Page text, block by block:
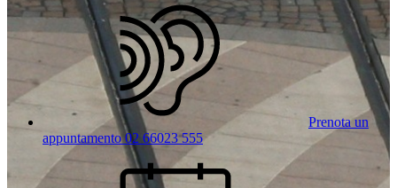
Prenota un
appuntamento 02 66023 555